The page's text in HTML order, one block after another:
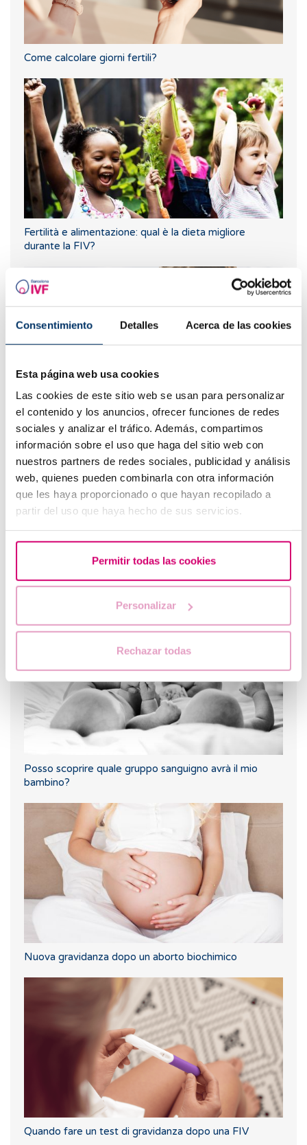
Consentimiento Detalles Acerca de las cookies
Esta página web usa cookies
Las cookies de este sitio web se usan para personalizar
el contenido y los anuncios, ofrecer funciones de redes
sociales y analizar el tráfico. Además, compartimos
información sobre el uso que haga del sitio web con
nuestros partners de redes sociales, publicidad y análisis
web, quienes pueden combinarla con otra información
que les haya proporcionado o que hayan recopilado a
partir del uso que haya hecho de sus servicios.
Permitir todas las cookies
Personalizar
Rechazar todas
Come calcolare giorni fertili?
Fertilità e alimentazione: qual è la dieta migliore
durante la FIV?
Quali sono i valori che indicano la riserva ovarica?
Posso scoprire quale gruppo sanguigno avrà il mio
bambino?
Nuova gravidanza dopo un aborto biochimico
Quando fare un test di gravidanza dopo una FIV